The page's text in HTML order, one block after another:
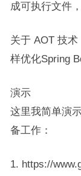
成可执行文件
关于 AOT 技
样优化Spring
演示
这里我简单演
备工作：
1. https://